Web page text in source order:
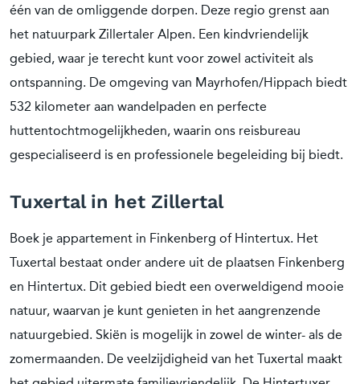
één van de omliggende dorpen. Deze regio grenst aan
het natuurpark Zillertaler Alpen. Een kindvriendelijk
gebied, waar je terecht kunt voor zowel activiteit als
ontspanning. De omgeving van Mayrhofen/Hippach biedt
532 kilometer aan wandelpaden en perfecte
huttentochtmogelijkheden, waarin ons reisbureau
gespecialiseerd is en professionele begeleiding bij biedt.
Tuxertal in het Zillertal
Boek je appartement in Finkenberg of Hintertux. Het
Tuxertal bestaat onder andere uit de plaatsen Finkenberg
en Hintertux. Dit gebied biedt een overweldigend mooie
natuur, waarvan je kunt genieten in het aangrenzende
natuurgebied. Skiën is mogelijk in zowel de winter- als de
zomermaanden. De veelzijdigheid van het Tuxertal maakt